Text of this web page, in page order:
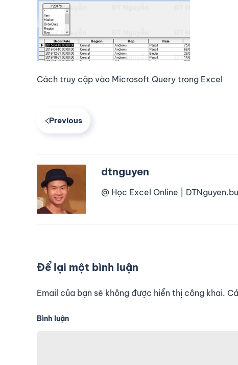
Cách truy cập vào Microsoft Query trong Excel
Previous
dtnguyen
@ Học Excel Online |
Để lại một bình luận
Email của bạn sẽ không được hiển thị công khai.
Bình luận